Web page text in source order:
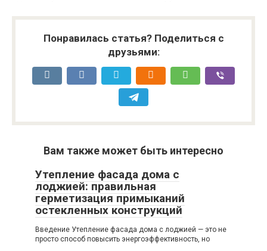
Понравилась статья? Поделиться с
друзьями:
Вам также может быть интересно
Утепление фасада дома с
лоджией: правильная
герметизация примыканий
остекленных конструкций
Введение Утепление фасада дома с лоджией — это не
просто способ повысить энергоэффективность, но